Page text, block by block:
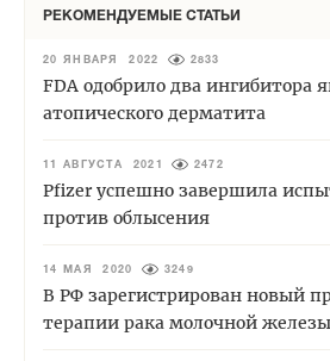
РЕКОМЕНДУЕМЫЕ СТАТЬИ
20 ЯНВАРЯ 2022 2833
FDA одобрило два ингибитора
атопического дерматита
11 АВГУСТА 2021 2472
Pfizer успешно завершила
против облысения
14 МАЯ 2020 3249
В РФ зарегистрирован новый
терапии рака молочной железы